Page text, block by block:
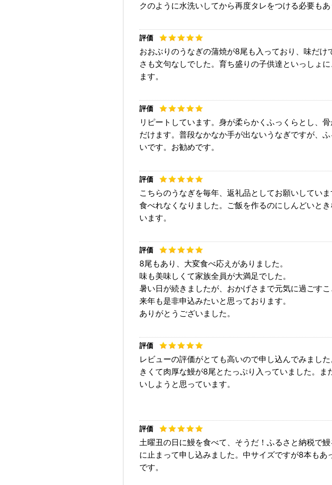
クのように水洗いしてから再度タレをつける必要もあ
おおぶりのうなぎの蒲焼が8尾も入っており、味だ
さも文句なしでした。育ち盛りの子供達といっしょ
ます。
リピートしています。身が柔らかくふっくらとし、
だけます。普段なかなか手が出ないうなぎですが、
いです。お勧めです。
こちらのうなぎを毎年、返礼品としてお願いしてい
食べれなくなりました。ご飯を作るのにしんどいと
います。
8尾もあり、大変食べ応えがありました。
味も美味しくて家族全員が大満足でした。
暑い日が続きましたが、おかげさまで元気に過ごすこ
来年も是非申込みたいと思っております。
ありがとうございました。
レビューの評価がとても高いので申し込んでみまし
きくて肉厚な鰻が8尾とたっぷり入っていました。
いしようと思っています。
土曜丑の日に鰻を食べて、そうだ！ふるさと納税で
に止まって申し込みました。中サイズですが8本も
です。